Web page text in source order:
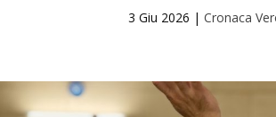
3 Giu 2026 |Cronaca